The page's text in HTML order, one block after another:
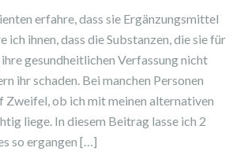
erfahre, dass sie Ergänzungsmittel
ich ihnen, dass die Substanzen, die sie für
gesundheitlichen Verfassung nicht
ihr schaden. Bei manchen Personen
Zweifel, ob ich mit meinen alternativen
liege. In diesem Beitrag lasse ich 2
so ergangen […]